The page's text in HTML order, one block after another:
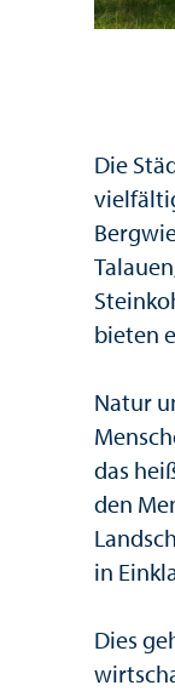
Die
bieten
Natur
das
den
in
Dies